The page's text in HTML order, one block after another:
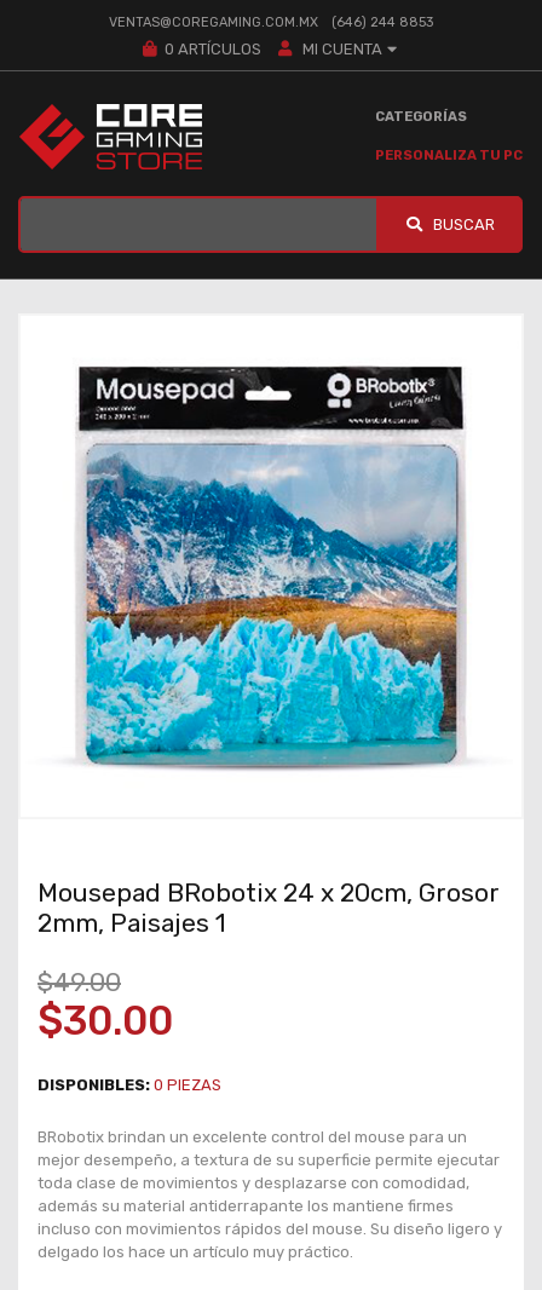
VENTAS@COREGAMING.COM.MX (646) 244 8853
0 ARTÍCULOS MI CUENTA
CATEGORÍAS
PERSONALIZA TU PC
BUSCAR
Mousepad BRobotix 24 x 20cm, Grosor
2mm, Paisajes 1
$49.00
$30.00
DISPONIBLES: 0 PIEZAS
BRobotix brindan un excelente control del mouse para un
mejor desempeño, a textura de su superficie permite ejecutar
toda clase de movimientos y desplazarse con comodidad,
además su material antiderrapante los mantiene firmes
incluso con movimientos rápidos del mouse. Su diseño ligero y
delgado los hace un artículo muy práctico.